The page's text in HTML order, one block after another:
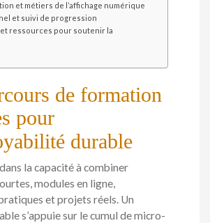
et métiers de l’affichage numérique
et suivi de progression
et ressources pour soutenir la
de formation
pour
durable
la capacité à combiner
modules en ligne,
et projets réels. Un
s’appuie sur le cumul de micro-